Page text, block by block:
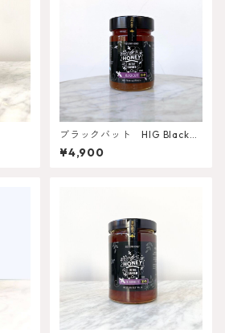
ブラックバット HIG Blackbu
tt 450g
¥4,900